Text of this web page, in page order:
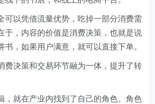
可以凭借流量优势，吃掉一部分消费需
于，内容的价值是消费决策，也就是说
书，如果用户满意，就可以直接下单。
费决策和交易环节融为一体，提升了转
，就在产业内找到了自己的角色。角色